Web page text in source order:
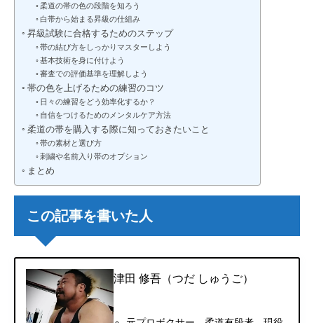
柔道の帯の色の段階を知ろう
白帯から始まる昇級の仕組み
昇級試験に合格するためのステップ
帯の結び方をしっかりマスターしよう
基本技術を身に付けよう
審査での評価基準を理解しよう
帯の色を上げるための練習のコツ
日々の練習をどう効率化するか？
自信をつけるためのメンタルケア方法
柔道の帯を購入する際に知っておきたいこと
帯の素材と選び方
刺繍や名前入り帯のオプション
まとめ
この記事を書いた人
津田 修吾（つだ しゅうご）